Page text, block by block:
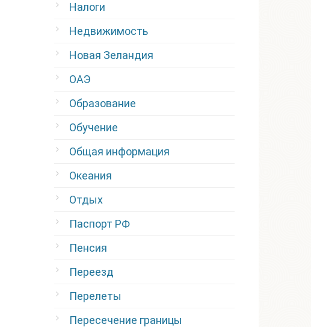
Налоги
Недвижимость
Новая Зеландия
ОАЭ
Образование
Обучение
Общая информация
Океания
Отдых
Паспорт РФ
Пенсия
Переезд
Перелеты
Пересечение границы